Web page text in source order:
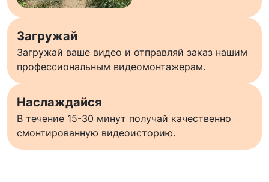
Загружай
Загружай ваше видео и отправляй заказ нашим
профессиональным видеомонтажерам.
Наслаждайся
В течение 15-30 минут получай качественно
смонтированную видеоисторию.